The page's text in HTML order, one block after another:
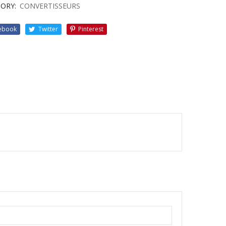
CONVERTISSEURS
Twitter Pinterest